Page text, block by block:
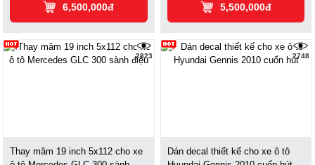
6,500,000đ 5,500,000đ
2823
Thay mâm 19 inch 5x112 cho xe
2748
Dán decal thiết kế cho xe ô tô